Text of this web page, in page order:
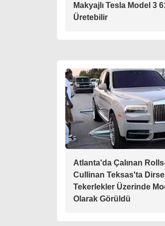
Makyajlı Tesla Model 3
Üretebilir
Atlanta'da Çalınan
Cullinan Teksas'ta
Tekerlekler Üzerinde
Olarak Görüldü